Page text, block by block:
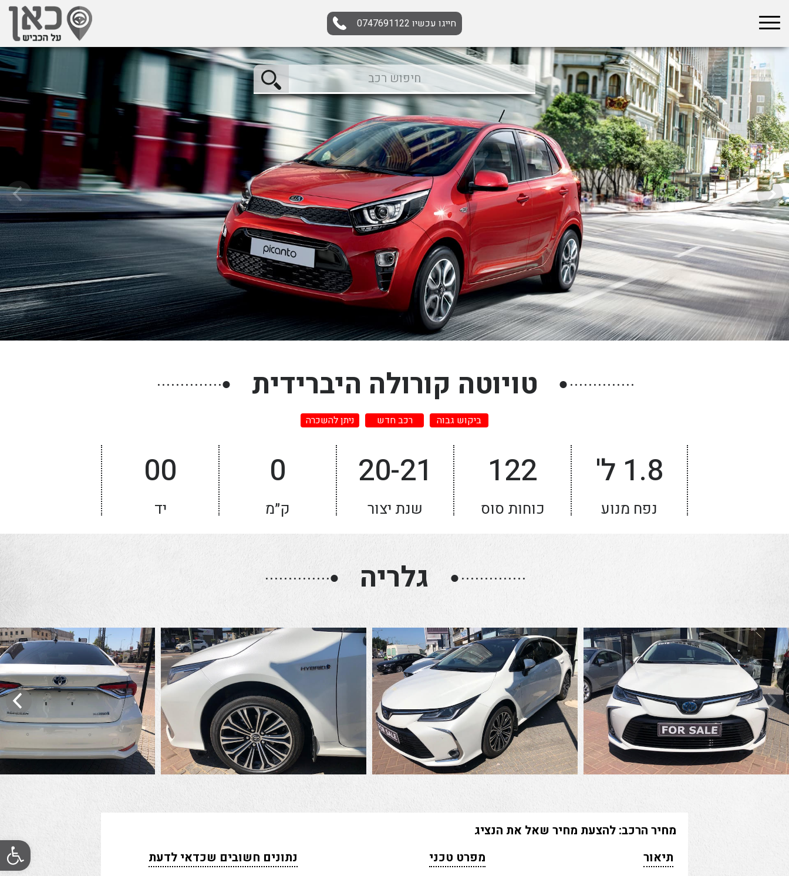
פתח
חייגו עכשיו 0747691122
בחר תתקטגוריה בחר מיקום
הכל
צפון
מרכז
דרום
במרכז
בצפון
בירושלים
ירושלים
בחיפה
חיפה
באשדוד
בפתח תקווה
בנתניה
● טויוטה קורולה היברידית ●
ביקוש גבוה רכב חדש ניתן להשכרה
1.8 ל'
נפח מנוע
122
כוחות סוס
20-21
שנת יצור
0
ק״מ
00
יד
● גלריה ●
מחיר הרכב: להצעת מחיר שאל את הנציג
תיאור
מפרט טכני נתונים חשובים שכדאי לדעת